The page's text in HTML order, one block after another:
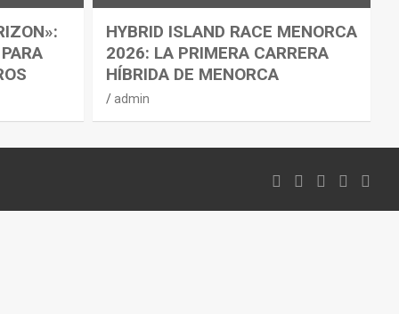
HYBRID ISLAND RACE MENORCA
2026: LA PRIMERA CARRERA
HÍBRIDA DE MENORCA
admin